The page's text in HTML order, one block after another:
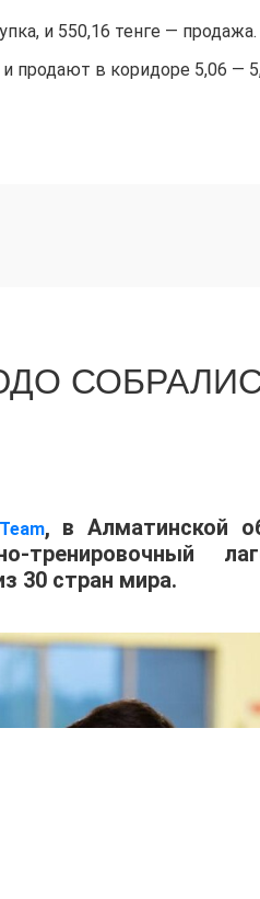
и 550,16 тенге — продажа.
продают в коридоре 5,06 —
, в Алматинской
тренировочный
30 стран мира.